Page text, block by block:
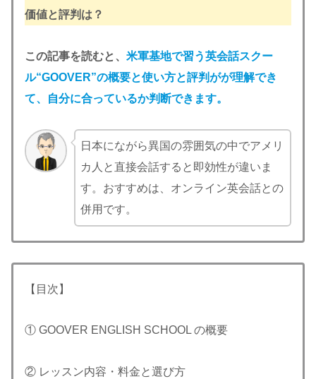
価値と評判は？
この記事を読むと、 米軍基地で習う英会話スクー
ル“GOOVER”の概要と使い方と評判がが理解でき
て、自分に合っているか判断できます。
日本にながら異国の雰囲気の中でアメリ
カ人と直接会話すると即効性が違いま
す。おすすめは、オンライン英会話との
併用です。
【目次】
① GOOVER ENGLISH SCHOOL の概要
② レッスン内容・料金と選び方